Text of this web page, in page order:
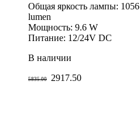
Общая яркость лампы: 1056
lumen
Мощность: 9.6 W
Питание: 12/24V DC
В наличии
5835.00 2917.50